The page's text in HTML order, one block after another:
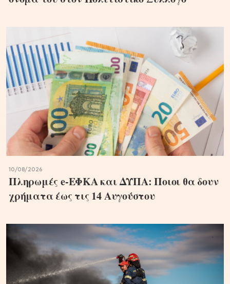
10/08/2026
Πληρωμές e-ΕΦΚΑ και ΔΥΠΑ: Ποιοι θα δουν
χρήματα έως τις 14 Αυγούστου